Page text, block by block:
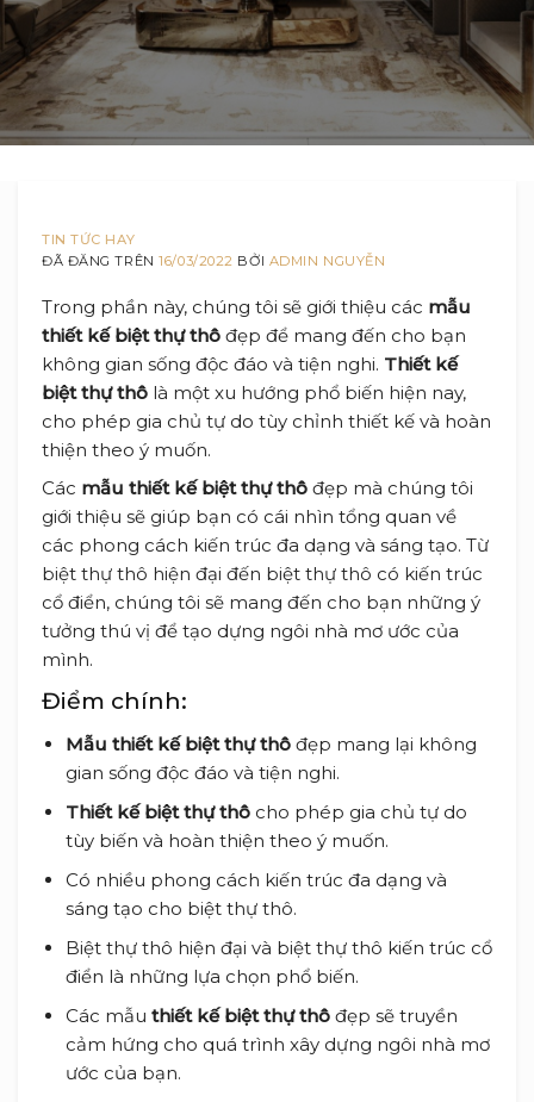
TIN TỨC HAY
ĐÃ ĐĂNG TRÊN16/03/2022 BỞI ADMIN NGUYỄN
Trong phần này, chúng tôi sẽ giới thiệu các mẫu
thiết kế biệt thự thô đẹp để mang đến cho bạn
không gian sống độc đáo và tiện nghi. Thiết kế
biệt thự thô là một xu hướng phổ biến hiện nay,
cho phép gia chủ tự do tùy chỉnh thiết kế và hoàn
thiện theo ý muốn.
Các mẫu thiết kế biệt thự thô đẹp mà chúng tôi
giới thiệu sẽ giúp bạn có cái nhìn tổng quan về
các phong cách kiến trúc đa dạng và sáng tạo. Từ
biệt thự thô hiện đại đến biệt thự thô có kiến trúc
cổ điển, chúng tôi sẽ mang đến cho bạn những ý
tưởng thú vị để tạo dựng ngôi nhà mơ ước của
mình.
Điểm chính:
Mẫu thiết kế biệt thự thôđẹp mang lại không
gian sống độc đáo và tiện nghi.
Thiết kế biệt thự thôcho phép gia chủ tự do
tùy biến và hoàn thiện theo ý muốn.
Có nhiều phong cách kiến trúc đa dạng và
sáng tạo cho biệt thự thô.
Biệt thự thô hiện đại và biệt thự thô kiến trúc cổ
điển là những lựa chọn phổ biến.
Các mẫu thiết kế biệt thự thôđẹp sẽ truyền
cảm hứng cho quá trình xây dựng ngôi nhà mơ
ước của bạn.